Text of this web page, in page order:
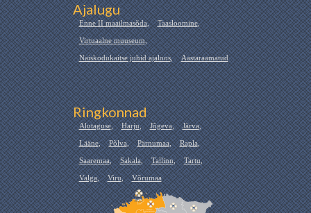
Ajalugu
Enne II maailmasõda, Taasloomine,
Virtuaalne muuseum,
Naiskodukaitse juhid ajaloos, Aastaraamatud
Ringkonnad
Alutaguse, Harju, Jõgeva, Järva,
Lääne, Põlva, Pärnumaa, Rapla,
Saaremaa, Sakala, Tallinn, Tartu,
Valga, Viru, Võrumaa